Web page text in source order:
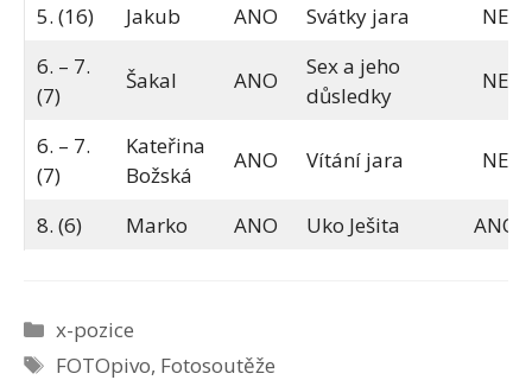
5. (16) Jakub ANO Svátky jara
NE
6. – 7.
(7)
Šakal ANO
Sex a jeho
důsledky
NE
6. – 7.
(7)
Kateřina
Božská
ANO Vítání jara NE
8. (6) Marko ANO Uko Ješita ANO
Rubriky
x-pozice
Štítky
FOTOpivo, Fotosoutěže